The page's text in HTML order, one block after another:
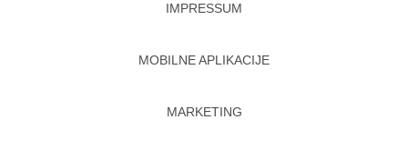
IMPRESSUM
MOBILNE APLIKACIJE
MARKETING